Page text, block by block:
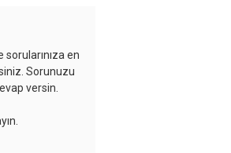
sorularınıza en
Sorunuzu
versin.